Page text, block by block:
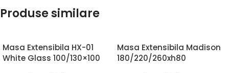
Produse similare
Masa Extensibila HX-01
White Glass 100/130×100
Masa Extensibila Madison
180/220/260xh80